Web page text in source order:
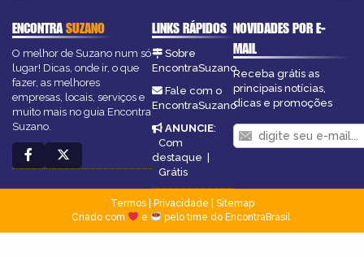
ENCONTRASUZANO
O melhor de Suzano num só
lugar! Dicas, onde ir, o que
fazer, as melhores
empresas, locais, serviços e
muito mais no guia Encontra
Suzano.
LINKS RÁPIDOS
Sobre
EncontraSuzano
Fale com o
EncontraSuzano
ANUNCIE:
Com
destaque |
Grátis
NOVIDADES POR E-
MAIL
Receba grátis as
principais notícias,
dicas e promoções
Termos| Privacidade
Sitemap
Criado com
e pelo time do EncontraBrasil